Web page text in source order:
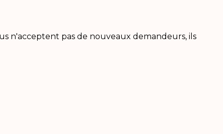
n'acceptent pas de nouveaux demandeurs, ils